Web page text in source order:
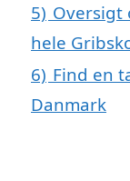
5) Oversigt
hele
6) Find en
Danmark